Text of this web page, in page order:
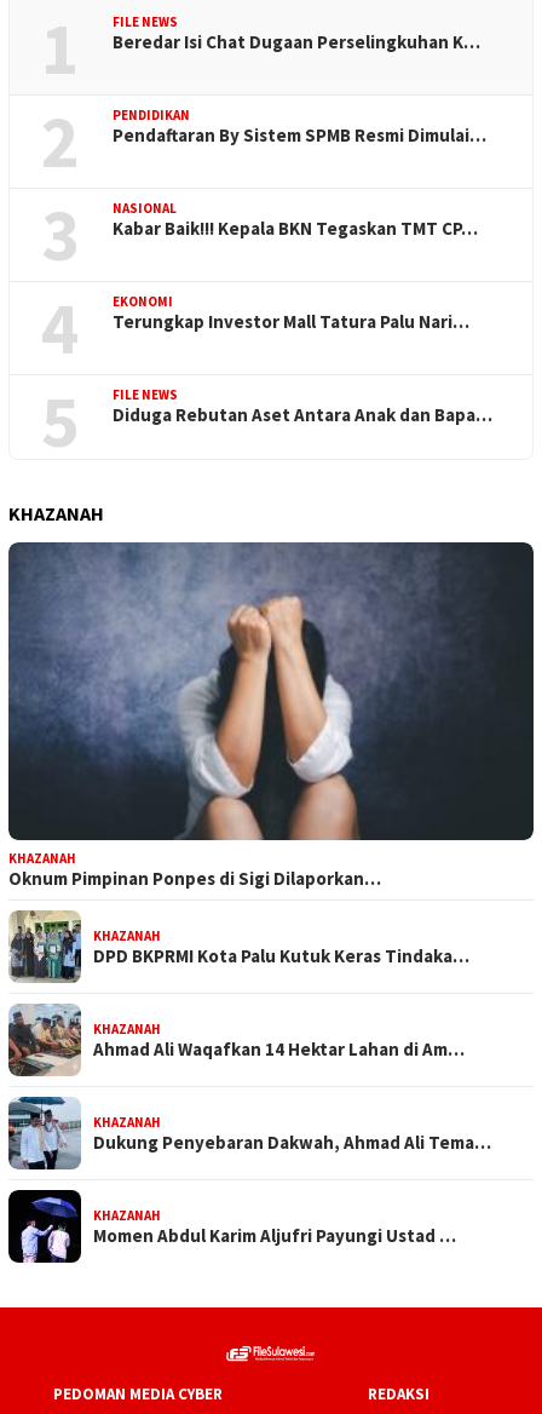
1 FILE NEWS
Beredar Isi Chat Dugaan Perselingkuhan K…
2 PENDIDIKAN
Pendaftaran By Sistem SPMB Resmi Dimulai…
3 NASIONAL
Kabar Baik!!! Kepala BKN Tegaskan TMT CP…
4 EKONOMI
Terungkap Investor Mall Tatura Palu Nari…
5 FILE NEWS
Diduga Rebutan Aset Antara Anak dan Bapa…
KHAZANAH
KHAZANAH
Oknum Pimpinan Ponpes di Sigi Dilaporkan…
KHAZANAH
DPD BKPRMI Kota Palu Kutuk Keras Tindaka…
KHAZANAH
Ahmad Ali Waqafkan 14 Hektar Lahan di Am…
KHAZANAH
Dukung Penyebaran Dakwah, Ahmad Ali Tema…
KHAZANAH
Momen Abdul Karim Aljufri Payungi Ustad …
PEDOMAN MEDIA CYBER REDAKSI